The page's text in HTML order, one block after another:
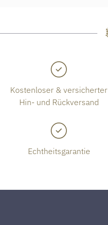
Kostenloser & versicherter
Hin- und Rückversand
Echtheitsgarantie